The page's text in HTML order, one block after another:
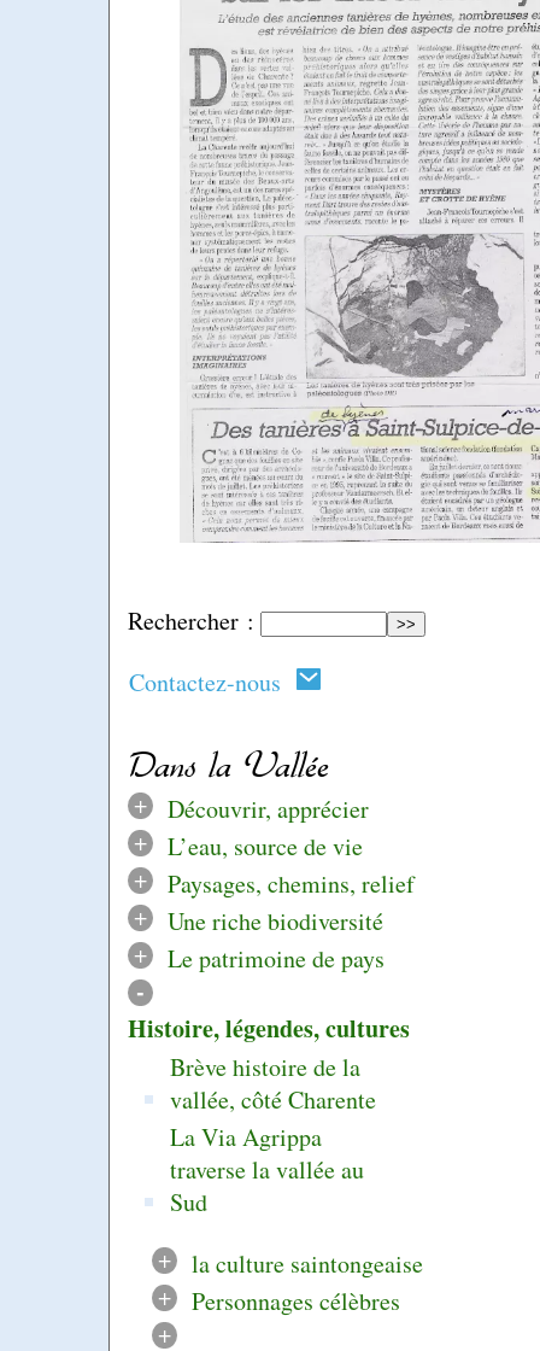
Rechercher :
Contactez-nous
Dans la Vallée
+
Découvrir, apprécier
+
L’eau, source de vie
+
Paysages, chemins, relief
+
Une riche biodiversité
+
Le patrimoine de pays
-
Histoire, légendes, cultures
Brève histoire de la
vallée, côté Charente
La Via Agrippa
traverse la vallée au
Sud
+
la culture saintongeaise
+
Personnages célèbres
+